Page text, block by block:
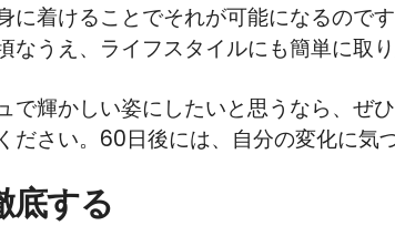
に着けることでそれが可能になるので
なうえ、ライフスタイルにも簡単に取
で輝かしい姿にしたいと思うなら、ぜ
ださい。60日後には、自分の変化に気
底する